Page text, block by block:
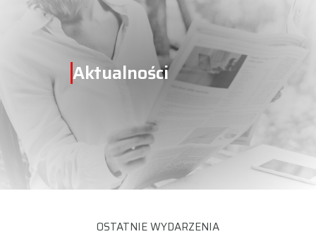
Aktualności
OSTATNIE WYDARZENIA